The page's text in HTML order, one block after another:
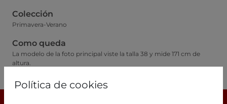
Política de cookies
Colección
Primavera-Verano
Como queda
La modelo de la foto principal viste la talla 38 y mide 171 cm de
altura.
Guía de tallas